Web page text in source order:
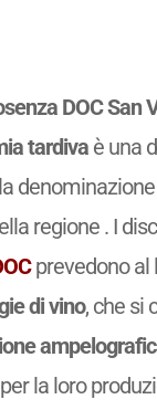
DOC San
tardivaè una
denominazione
regione . I
prevedono al
di vino, che si
la loro